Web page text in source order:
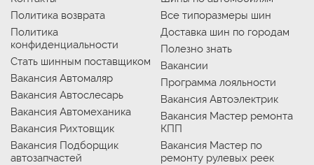
Политика возврата
Политика
конфиденциальности
Стать шинным поставщиком
Вакансия Автомаляр
Вакансия Автослесарь
Вакансия Автомеханика
Вакансия Рихтовщик
Вакансия Подборщик
автозапчастей
Все типоразмеры шин
Доставка шин по городам
Полезно знать
Вакансии
Программа лояльности
Вакансия Автоэлектрик
Вакансия Мастер ремонта
КПП
Вакансия Мастер по
ремонту рулевых реек